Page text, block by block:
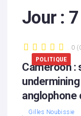
Jour :
POLITIQUE
5
4
3
2
0 (
Cameroon
anglophone
Gilles Noubissie